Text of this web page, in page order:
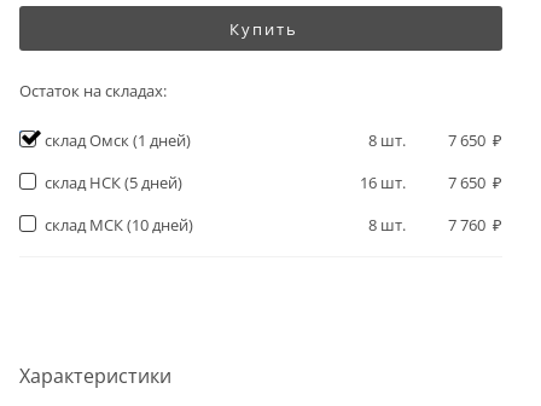
Характеристики
Купить
Остаток на складах:
склад Омск(1 дней) 8 шт.
7 650
склад НСК(5 дней) 16 шт.
7 650
склад МСК(10 дней) 8 шт. 7 760